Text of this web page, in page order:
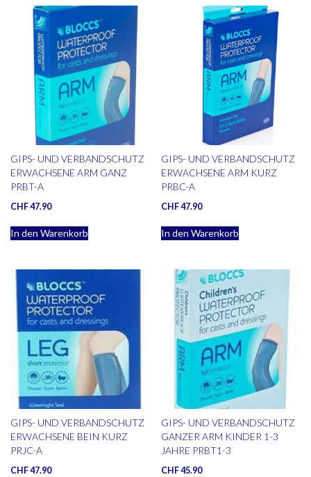
GIPS- UND VERBANDSCHUTZ
ERWACHSENE ARM GANZ
PRBT-A
CHF47.90
In den Warenkorb
GIPS- UND VERBANDSCHUTZ
ERWACHSENE ARM KURZ
PRBC-A
CHF47.90
In den Warenkorb
GIPS- UND VERBANDSCHUTZ
ERWACHSENE BEIN KURZ
PRJC-A
CHF47.90
GIPS- UND VERBANDSCHUTZ
GANZER ARM KINDER 1-3
JAHRE PRBT1-3
CHF45.90